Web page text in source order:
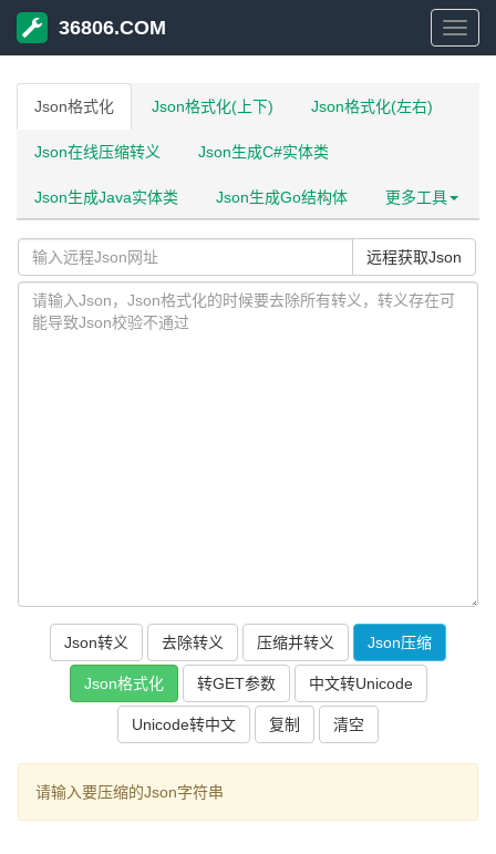
36806.COM
Json格式化 Json格式化(上下) Json格式化(左右)
Json在线压缩转义 Json生成C#实体类
Json生成Java实体类 Json生成Go结构体 更多工具
远程获取Json
复制
请输入要压缩的Json字符串